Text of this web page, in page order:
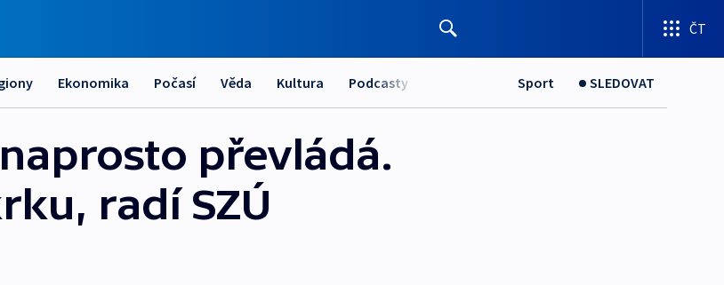
ČT
Ekonomika Počasí Věda Kultura Podcasty Sport SLEDOVAT
převládá.
radí SZÚ